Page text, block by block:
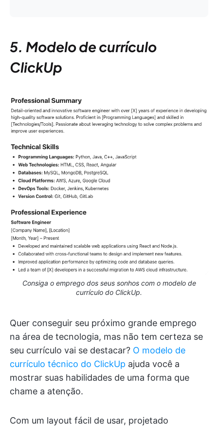
5. Modelo de currículo
ClickUp
Consiga o emprego dos seus sonhos com o modelo de
currículo do ClickUp.
Quer conseguir seu próximo grande emprego
na área de tecnologia, mas não tem certeza se
seu currículo vai se destacar? O modelo de
currículo técnico do ClickUp ajuda você a
mostrar suas habilidades de uma forma que
chame a atenção.
Com um layout fácil de usar, projetado